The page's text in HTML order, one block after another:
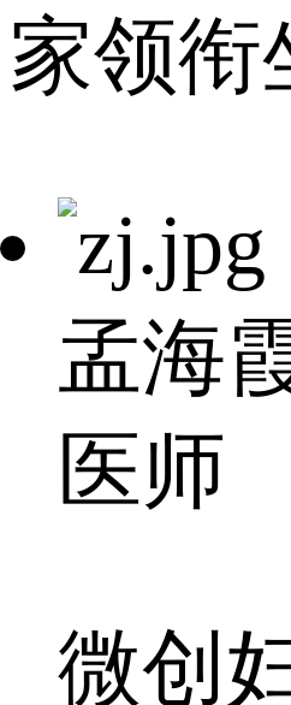
家领衔
孟海
医师
微创